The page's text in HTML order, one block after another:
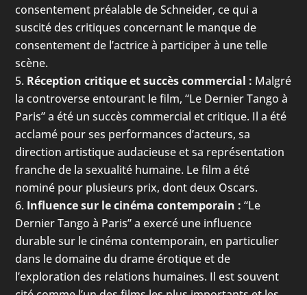
consentement préalable de Schneider, ce qui a
suscité des critiques concernant le manque de
consentement de l’actrice à participer à une telle
scène.
Réception critique et succès commercial : Malgré
la controverse entourant le film, “Le Dernier Tango à
Paris” a été un succès commercial et critique. Il a été
acclamé pour ses performances d’acteurs, sa
direction artistique audacieuse et sa représentation
franche de la sexualité humaine. Le film a été
nominé pour plusieurs prix, dont deux Oscars.
Influence sur le cinéma contemporain : “Le
Dernier Tango à Paris” a exercé une influence
durable sur le cinéma contemporain, en particulier
dans le domaine du drame érotique et de
l’exploration des relations humaines. Il est souvent